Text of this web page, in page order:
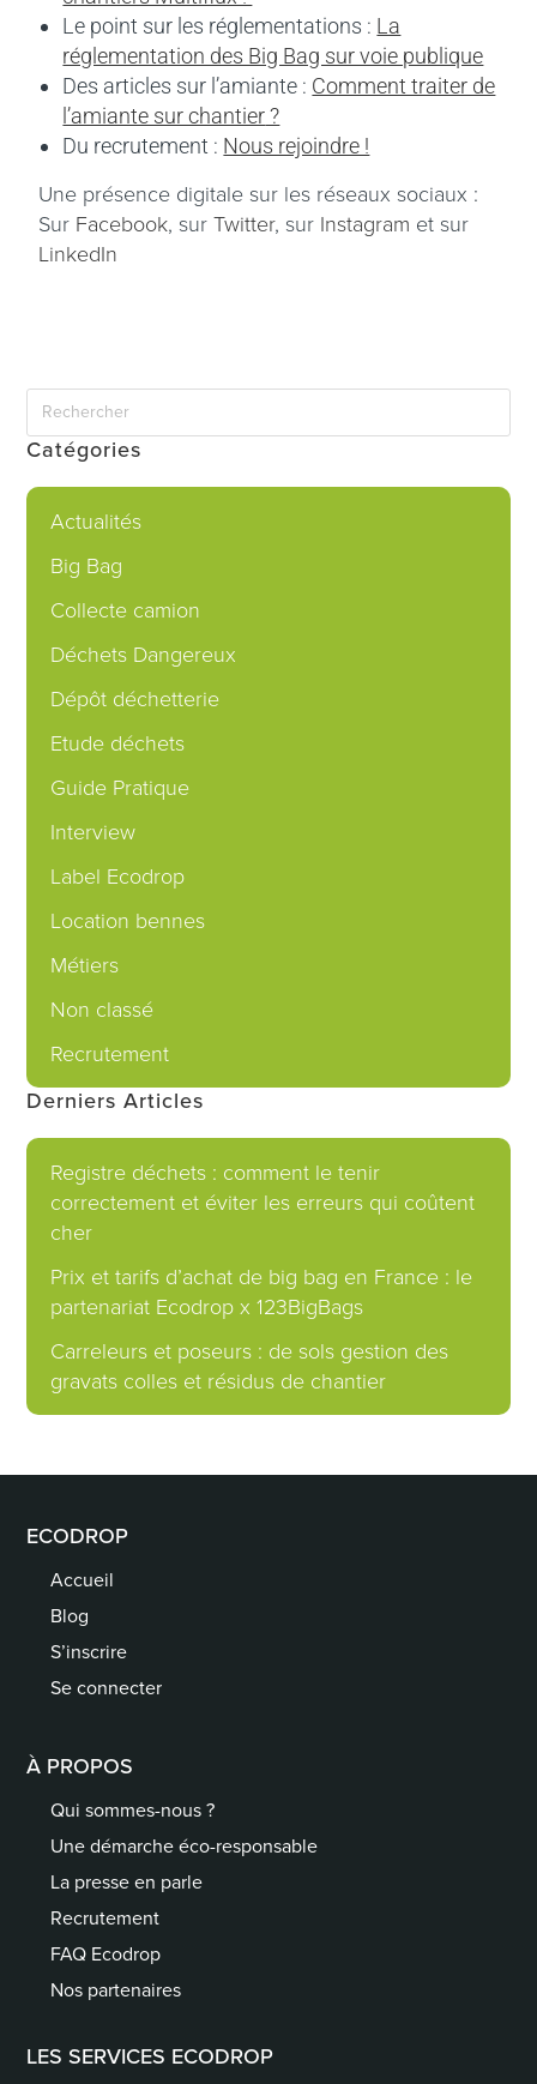
Le point sur les réglementations : La
réglementation des Big Bag sur voie publique
Des articles sur l’amiante : Comment traiter de
l’amiante sur chantier?
Du recrutement : Nous rejoindre !
Une présence digitale sur les réseaux sociaux :
Sur Facebook, surTwitter, sur Instagram et sur
LinkedIn
Catégories
Actualités
Big Bag
Collecte camion
Déchets Dangereux
Dépôt déchetterie
Etude déchets
Guide Pratique
Interview
Label Ecodrop
Location bennes
Métiers
Non classé
Recrutement
Derniers Articles
Registre déchets : comment le tenir
correctement et éviter les erreurs qui coûtent
cher
Prix et tarifs d’achat de big bag en France : le
partenariat Ecodrop x 123BigBags
Carreleurs et poseurs : de sols gestion des
gravats colles et résidus de chantier
ECODROP
Accueil
Blog
S’inscrire
Se connecter
À PROPOS
Qui sommes-nous ?
Une démarche éco-responsable
La presse en parle
Recrutement
FAQ Ecodrop
Nos partenaires
LES SERVICES ECODROP